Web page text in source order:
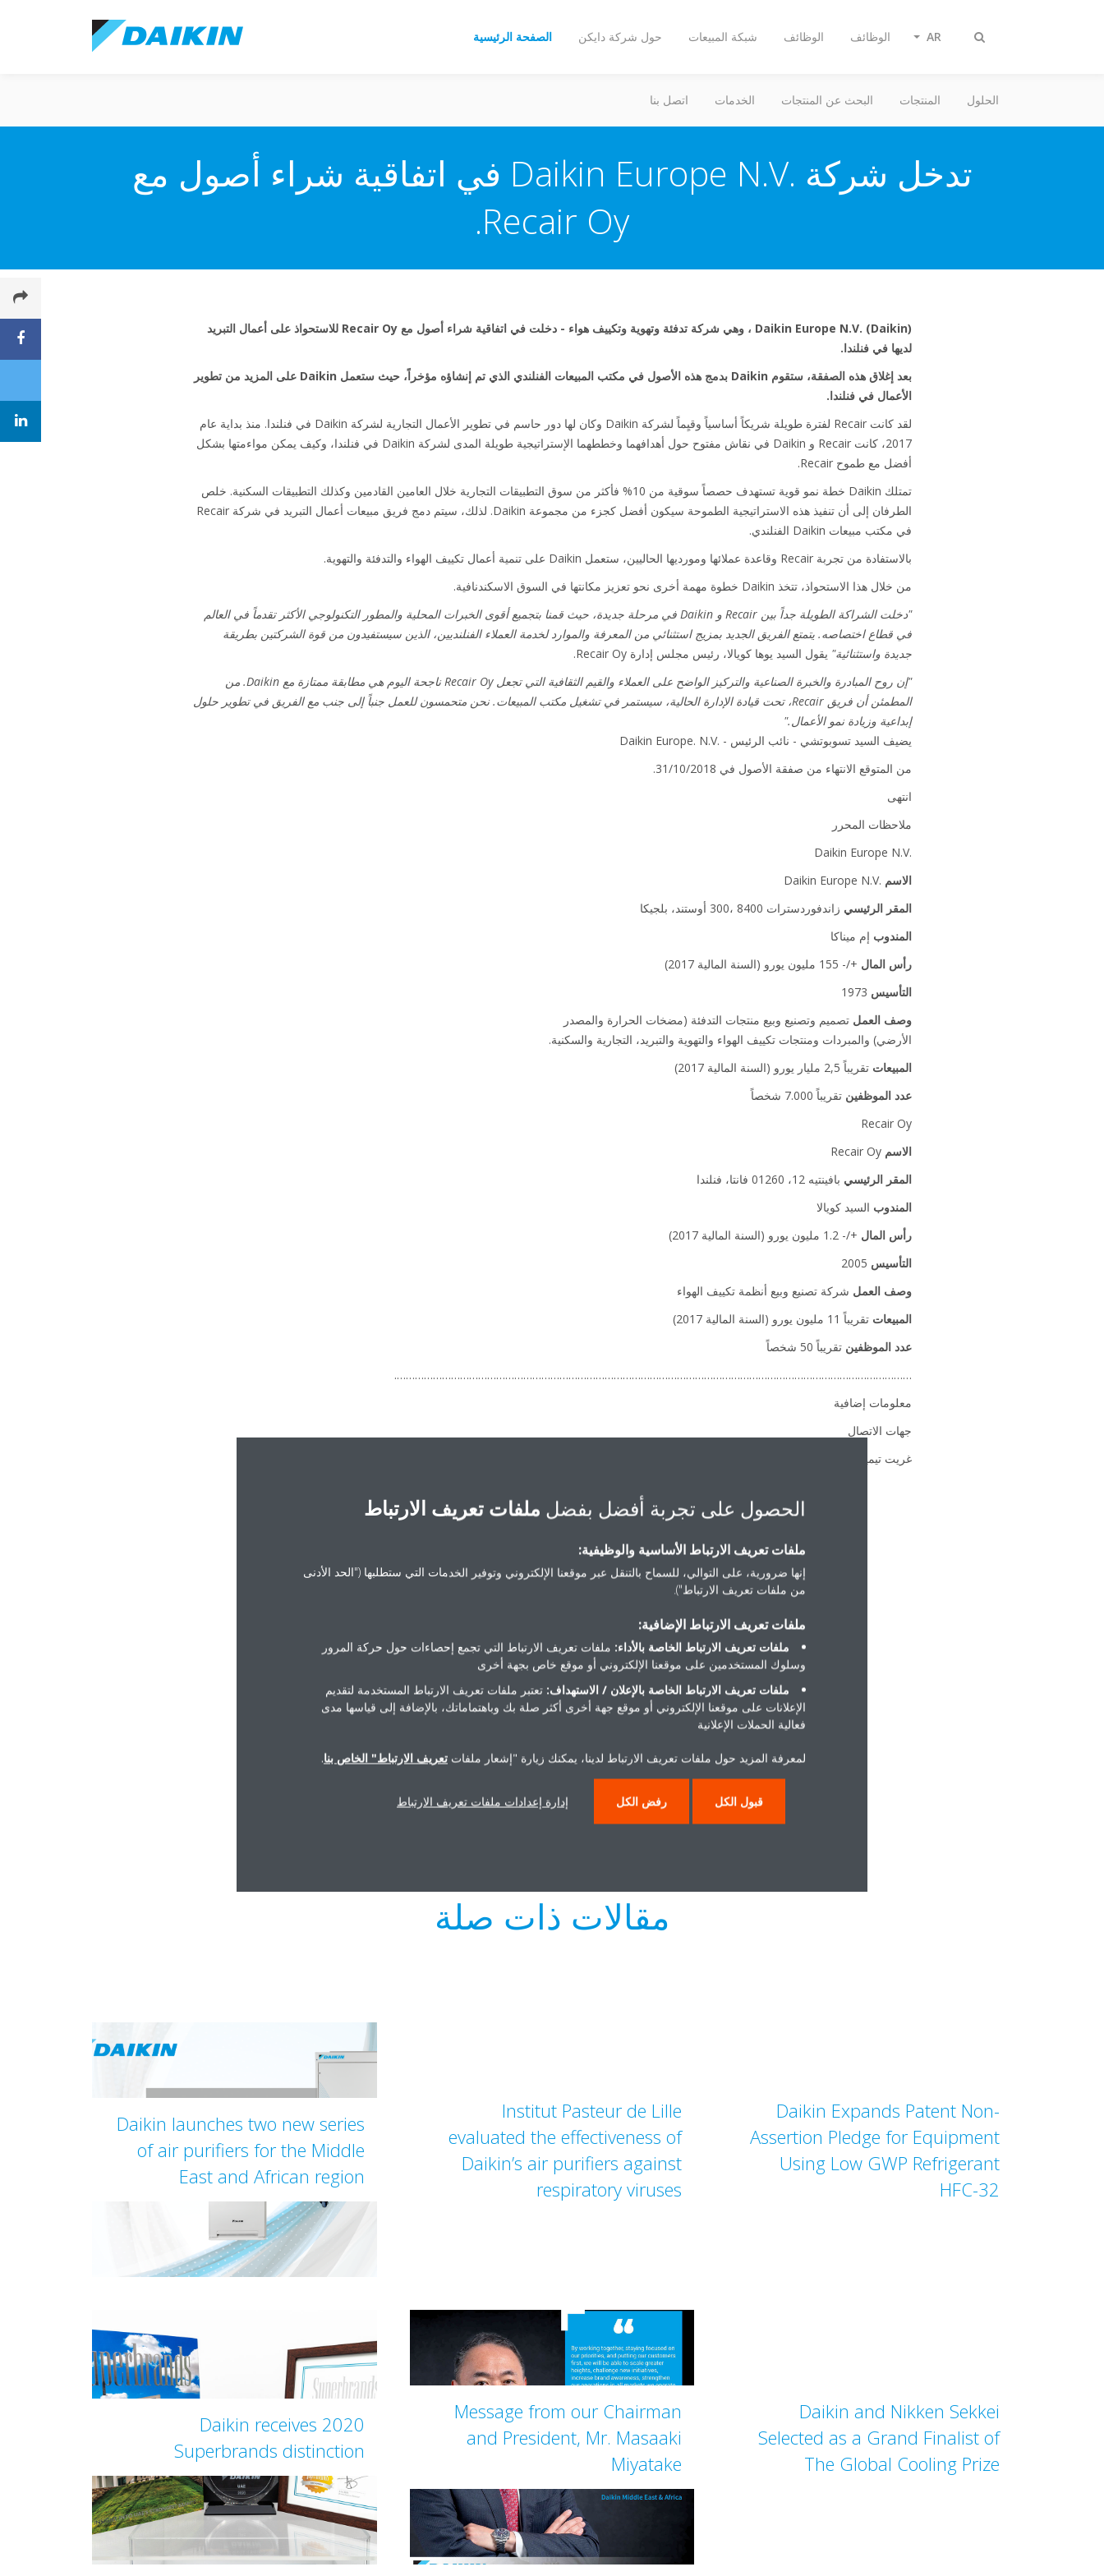
Toggle
الصفحة الرئيسية حول شركة دايكن شبكة المبيعات الوظائف الوظائف AR
الحلول المنتجات البحث عن المنتجات الخدمات اتصل بنا
تدخل شركة Daikin Europe N.V.‎ في اتفاقية شراء أصول مع
Recair Oy.
Daikin Europe N.V.‎ (Daikin) ، وهي شركة تدفئة وتهوية وتكييف هواء - دخلت في اتفاقية شراء أصول مع Recair Oy للاستحواذ على أعمال التبريد
لديها في فنلندا.
بعد إغلاق هذه الصفقة، ستقوم Daikin بدمج هذه الأصول في مكتب المبيعات الفنلندي الذي تم إنشاؤه مؤخراً، حيث ستعمل Daikin على المزيد من تطوير
الأعمال في فنلندا.
لقد كانت Recair لفترة طويلة شريكاً أساسياً وقيِماً لشركة Daikin وكان لها دور حاسم في تطوير الأعمال التجارية لشركة Daikin في فنلندا. منذ بداية عام
2017، كانت Recair و Daikin في نقاش مفتوح حول أهدافهما وخططهما الإستراتيجية طويلة المدى لشركة Daikin في فنلندا، وكيف يمكن مواءمتها بشكل
أفضل مع طموح Recair.
تمتلك Daikin خطة نمو قوية تستهدف حصصاً سوقية من 10% فأكثر من سوق التطبيقات التجارية خلال العامين القادمين وكذلك التطبيقات السكنية. خلص
الطرفان إلى أن تنفيذ هذه الاستراتيجية الطموحة سيكون أفضل كجزء من مجموعة Daikin. لذلك، سيتم دمج فريق مبيعات أعمال التبريد في شركة Recair
في مكتب مبيعات Daikin الفنلندي.
بالاستفادة من تجربة Recair وقاعدة عملائها ومورديها الحاليين، ستعمل Daikin على تنمية أعمال تكييف الهواء والتدفئة والتهوية.
من خلال هذا الاستحواذ، تتخذ Daikin خطوة مهمة أخرى نحو تعزيز مكانتها في السوق الاسكندنافية.
"دخلت الشراكة الطويلة جداً بين Recair و Daikin في مرحلة جديدة، حيث قمنا بتجميع أقوى الخبرات المحلية والمطور التكنولوجي الأكثر تقدماً في العالم
في قطاع اختصاصه. يتمتع الفريق الجديد بمزيج استثنائي من المعرفة والموارد لخدمة العملاء الفنلنديين، الذين سيستفيدون من قوة الشركتين بطريقة
جديدة واستثنائية" يقول السيد يوها كويالا، رئيس مجلس إدارة Recair Oy.
"إن روح المبادرة والخبرة الصناعية والتركيز الواضح على العملاء والقيم الثقافية التي تجعل Recair Oy ناجحة اليوم هي مطابقة ممتازة مع Daikin. من
المطمئن أن فريق Recair، تحت قيادة الإدارة الحالية، سيستمر في تشغيل مكتب المبيعات. نحن متحمسون للعمل جنباً إلى جنب مع الفريق في تطوير حلول
إبداعية وزيادة نمو الأعمال."
يضيف السيد تسوبوتشي - نائب الرئيس - Daikin Europe. N.V.‎
من المتوقع الانتهاء من صفقة الأصول في 31/10/2018.
انتهى
ملاحظات المحرر
Daikin Europe N.V.‎
الاسم
المقر الرئيسي زاندفوردسترات ‎300، 8400 أوستند، بلجيكا
المندوب إم ميناكا
رأس المال +/- 155 مليون يورو (السنة المالية 2017)
التأسيس
وصف العمل تصميم وتصنيع وبيع منتجات التدفئة (مضخات الحرارة والمصدر
الأرضي) والمبردات ومنتجات تكييف الهواء والتهوية والتبريد، التجارية والسكنية.
المبيعات تقريباً 2,5 مليار يورو (السنة المالية 2017)
عدد الموظفين تقريباً 7.000 شخصاً
Recair Oy
الاسم
المقر الرئيسي بافينتيه 12، 01260 فانتا، فنلندا
المندوب السيد كويالا
رأس المال +/- 1.2 مليون يورو (السنة المالية 2017)
التأسيس
وصف العمل شركة تصنيع وبيع أنظمة تكييف الهواء
المبيعات تقريباً 11 مليون يورو (السنة المالية 2017)
عدد الموظفين تقريباً 50 شخصاً
……………………………………………………………………………………………………………………………………………………….
معلومات إضافية
جهات الاتصال
غريت تيميرمان ‎+32486131007 –
Daikin Europe N.V. enters into
مقالات ذات صلة
Daikin Expands Patent Non-
Assertion Pledge for Equipment
Using Low GWP Refrigerant
HFC-32
Institut Pasteur de Lille
evaluated the effectiveness of
Daikin’s air purifiers against
respiratory viruses
Daikin launches two new series
of air purifiers for the Middle
East and African region
Daikin and Nikken Sekkei
Selected as a Grand Finalist of
The Global Cooling Prize
Message from our Chairman
and President, Mr. Masaaki
Miyatake
Daikin receives 2020
Superbrands distinction
الحصول على تجربة أفضل بفضل ملفات تعريف الارتباط
ملفات تعريف الارتباط الأساسية والوظيفية:
إنها ضرورية، على التوالي، للسماح بالتنقل عبر موقعنا الإلكتروني وتوفير الخدمات التي ستطلبها ("الحد الأدنى
من ملفات تعريف الارتباط").
ملفات تعريف الارتباط الإضافية:
ملفات تعريف الارتباط الخاصة بالأداء: ملفات تعريف الارتباط التي تجمع إحصاءات حول حركة المرور
وسلوك المستخدمين على موقعنا الإلكتروني أو موقع خاص بجهة أخرى
ملفات تعريف الارتباط الخاصة بالإعلان / الاستهداف: تعتبر ملفات تعريف الارتباط المستخدمة لتقديم
الإعلانات على موقعنا الإلكتروني أو موقع جهة أخرى أكثر صلة بك وباهتماماتك، بالإضافة إلى قياسها مدى
فعالية الحملات الإعلانية
لمعرفة المزيد حول ملفات تعريف الارتباط لدينا، يمكنك زيارة "إشعار ملفات تعريف الارتباط" الخاص بنا.
قبول الكل رفض الكل إدارة إعدادات ملفات تعريف الارتباط